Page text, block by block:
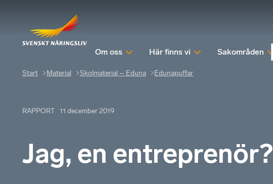
Om oss Här finns vi Sakområden
Start Material Skolmaterial – Eduna Edunapuffar
RAPPORT 11 december 2019
Jag, en entreprenör?